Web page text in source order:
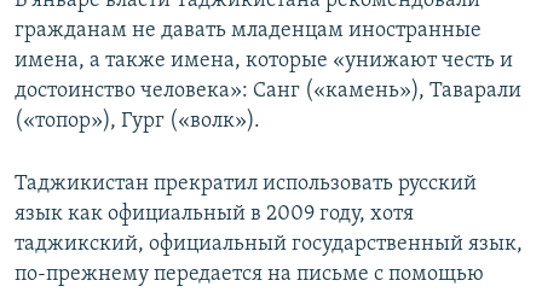
гражданам не давать младенцам иностранные
имена, а также имена, которые «унижают честь и
достоинство человека»: Санг («камень»), Таварали
(«топор»), Гург («волк»).
Таджикистан прекратил использовать русский
язык как официальный в 2009 году, хотя
таджикский, официальный государственный язык,
по-прежнему передается на письме с помощью